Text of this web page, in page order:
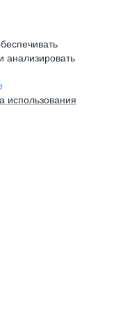
анализировать
использования